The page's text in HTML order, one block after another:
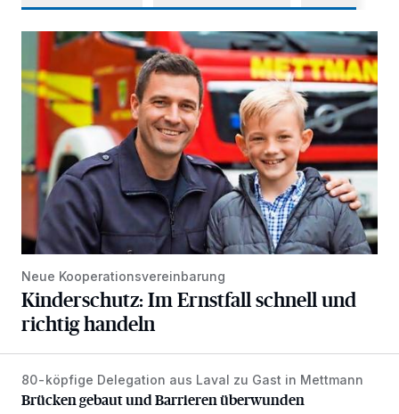
Kinderschutz: Im Ernstfall schnell und richtig handeln
Neue Kooperationsvereinbarung
Kinderschutz: Im Ernstfall schnell und
richtig handeln
Brücken gebaut und Barrieren überwunden
80-köpfige Delegation aus Laval zu Gast in Mettmann
Brücken gebaut und Barrieren überwunden